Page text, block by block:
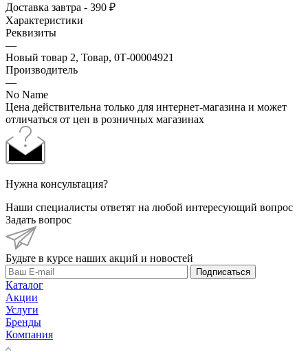
Доставка завтра - 390 ₽
Характеристики
Реквизиты
—
Новый товар 2, Товар, 0Т-00004921
Производитель
—
No Name
Цена действительна только для интернет-магазина и может
отличаться от цен в розничных магазинах
Нужна консультация?
Наши специалисты ответят на любой интересующий вопрос
Задать вопрос
Будьте в курсе наших акций и новостей
Подписаться
Каталог
Акции
Услуги
Бренды
Компания